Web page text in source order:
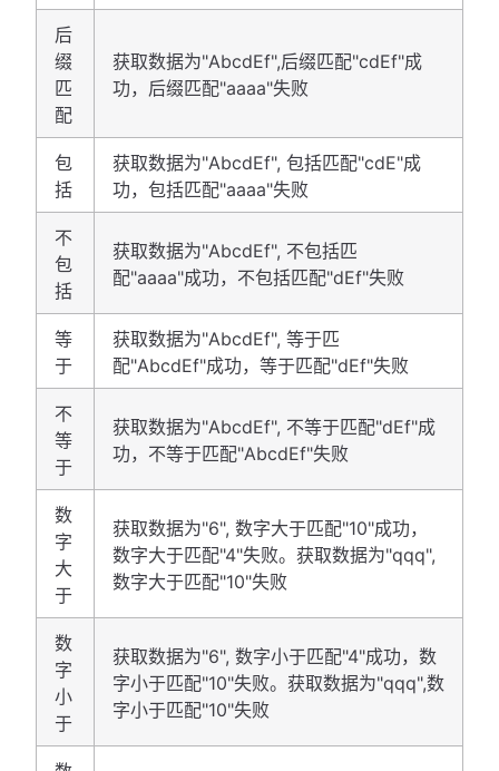
后
缀
匹
配
获取数据为"AbcdEf",后缀匹配"cdEf"成
功，后缀匹配"aaaa"失败
包
括
获取数据为"AbcdEf", 包括匹配"cdE"成
功，包括匹配"aaaa"失败
不
包
括
获取数据为"AbcdEf", 不包括匹
配"aaaa"成功，不包括匹配"dEf"失败
等
于
获取数据为"AbcdEf", 等于匹
配"AbcdEf"成功，等于匹配"dEf"失败
不
等
于
获取数据为"AbcdEf", 不等于匹配"dEf"成
功，不等于匹配"AbcdEf"失败
数
字
大
于
获取数据为"6", 数字大于匹配"10"成功，
数字大于匹配"4"失败。获取数据为"qqq",
数字大于匹配"10"失败
数
字
小
于
获取数据为"6", 数字小于匹配"4"成功，数
字小于匹配"10"失败。获取数据为"qqq",数
字小于匹配"10"失败